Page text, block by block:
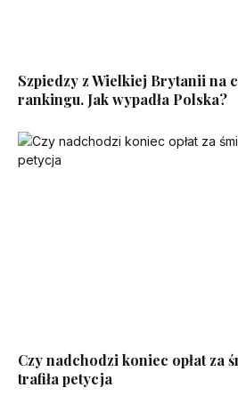
Szpiedzy z Wielkiej Brytanii na
rankingu. Jak wypadła Polska?
Czy nadchodzi koniec opłat za
trafiła petycja